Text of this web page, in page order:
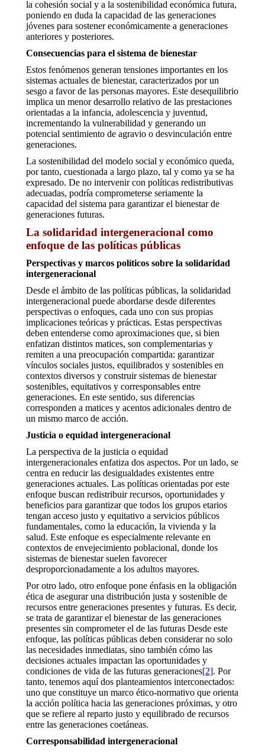
la cohesión social y a la sostenibilidad económica futura,
poniendo en duda la capacidad de las generaciones
jóvenes para sostener económicamente a generaciones
anteriores y posteriores.
Consecuencias para el sistema de bienestar
Estos fenómenos generan tensiones importantes en los
sistemas actuales de bienestar, caracterizados por un
sesgo a favor de las personas mayores. Este desequilibrio
implica un menor desarrollo relativo de las prestaciones
orientadas a la infancia, adolescencia y juventud,
incrementando la vulnerabilidad y generando un
potencial sentimiento de agravio o desvinculación entre
generaciones.
La sostenibilidad del modelo social y económico queda,
por tanto, cuestionada a largo plazo, tal y como ya se ha
expresado. De no intervenir con políticas redistributivas
adecuadas, podría comprometerse seriamente la
capacidad del sistema para garantizar el bienestar de
generaciones futuras.
La solidaridad intergeneracional como
enfoque de las políticas públicas
Perspectivas y marcos políticos sobre la solidaridad
intergeneracional
Desde el ámbito de las políticas públicas, la solidaridad
intergeneracional puede abordarse desde diferentes
perspectivas o enfoques, cada uno con sus propias
implicaciones teóricas y prácticas. Estas perspectivas
deben entenderse como aproximaciones que, si bien
enfatizan distintos matices, son complementarias y
remiten a una preocupación compartida: garantizar
vínculos sociales justos, equilibrados y sostenibles en
contextos diversos y construir sistemas de bienestar
sostenibles, equitativos y corresponsables entre
generaciones. En este sentido, sus diferencias
corresponden a matices y acentos adicionales dentro de
un mismo marco de acción.
Justicia o equidad intergeneracional
La perspectiva de la justicia o equidad
intergeneracionales enfatiza dos aspectos. Por un lado, se
centra en reducir las desigualdades existentes entre
generaciones actuales. Las políticas orientadas por este
enfoque buscan redistribuir recursos, oportunidades y
beneficios para garantizar que todos los grupos etarios
tengan acceso justo y equitativo a servicios públicos
fundamentales, como la educación, la vivienda y la
salud. Este enfoque es especialmente relevante en
contextos de envejecimiento poblacional, donde los
sistemas de bienestar suelen favorecer
desproporcionadamente a los adultos mayores.
Por otro lado, otro enfoque pone énfasis en la obligación
ética de asegurar una distribución justa y sostenible de
recursos entre generaciones presentes y futuras. Es decir,
se trata de garantizar el bienestar de las generaciones
presentes sin comprometer el de las futuras Desde este
enfoque, las políticas públicas deben considerar no solo
las necesidades inmediatas, sino también cómo las
decisiones actuales impactan las oportunidades y
condiciones de vida de las futuras generaciones[2]. Por
tanto, tenemos aquí dos planteamientos interconectados:
uno que constituye un marco ético-normativo que orienta
la acción política hacia las generaciones próximas, y otro
que se refiere al reparto justo y equilibrado de recursos
entre las generaciones coetáneas.
Corresponsabilidad intergeneracional